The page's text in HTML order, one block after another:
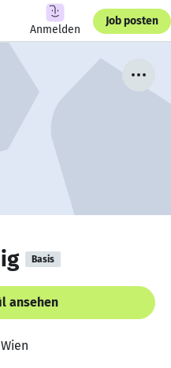
Anmelden
Job posten
Basis
ansehen